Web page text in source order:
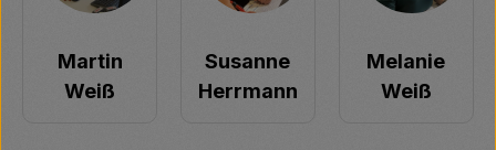
Martin
Weiß
Susanne
Herrmann
Melanie
Weiß